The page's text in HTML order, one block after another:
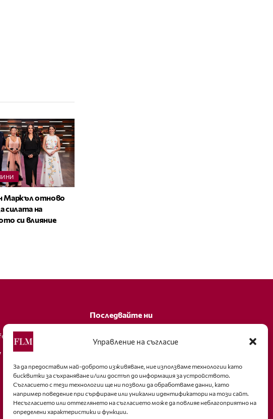
Управление на съгласие
За да предоставим най-доброто изживяване, ние използваме технологии като
бисквитки за съхраняване и/или достъп до информация за устройството.
Съгласието с тези технологии ще ни позволи да обработваме данни, като
например поведение при сърфиране или уникални идентификатори на този сайт.
Несъгласието или оттеглянето на съгласието може да повлияе неблагоприятно на
определени характеристики и функции.
Маркъл отново
силата на
си влияние
Последвайте ни